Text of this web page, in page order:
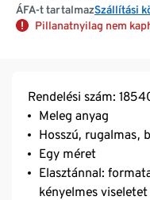
ÁFA-t tartalmazSzállítási
Pillanatnyilag nem
Rendelési szám:
Meleg anyag
Hosszú, rugalmas,
Egy méret
Elasztánnal:
kényelmes